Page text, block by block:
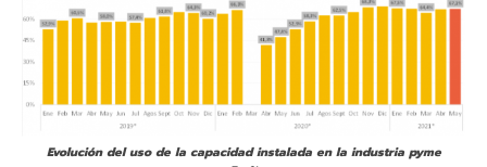
Evolución del uso de la capacidad instalada en la industria pyme